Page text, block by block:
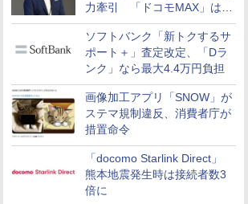
力牽引 「ドコモMAX」は
400万契約突破
ソフトバンク「新トクするサ
ポート＋」査定改定、「Dラ
ンク」なら最大4.4万円負担
画像加工アプリ「SNOW」が
ステマ規制違反、消費者庁が
措置命令
「docomo Starlink Direct」
熊本地震発生時は接続者数3
倍に